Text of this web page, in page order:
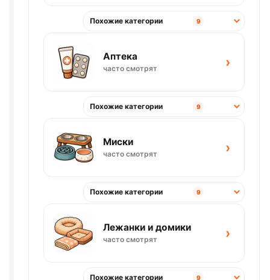
Похожие категории 9
Аптека
часто смотрят ›
Похожие категории 9
Миски
часто смотрят ›
Похожие категории 9
Лежанки и домики
часто смотрят ›
Похожие категории 9